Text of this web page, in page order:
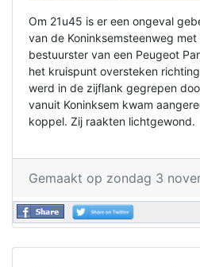
Om 21u45 is er een ongeval
van de Koninksemsteenweg
bestuurster van een Peugeot
het kruispunt oversteken
werd in de zijflank gegrepen
vanuit Koninksem kwam
koppel. Zij raakten lichtgewond.
Gemaakt op zondag 3